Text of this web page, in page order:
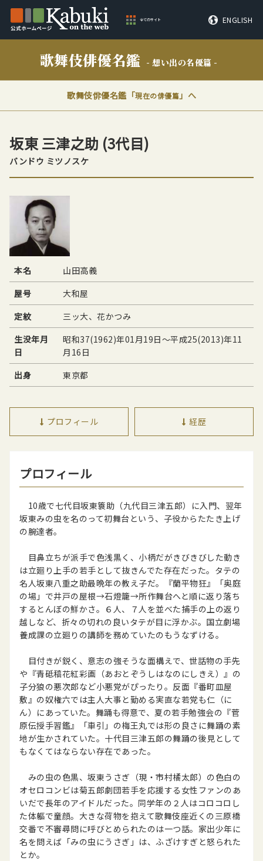
全てのサイト ENGLISH
歌舞伎俳優名鑑 - 想い出の名優篇 -
歌舞伎俳優名鑑「現在の俳優篇」へ
坂東 三津之助 (3代目)
バンドウ ミツノスケ
本名
山田高義
屋号
大和屋
定紋
三ッ大、花かつみ
生没年月
日
昭和37(1962)年01月19日〜平成25(2013)年11
月16日
出身
東京都
プロフィール 経歴
プロフィール
10歳で七代目坂東簑助（九代目三津五郎）に入門、翌年
坂東みの虫を名のって初舞台という、子役からたたき上げ
の腕達者。
目鼻立ちが派手で色浅黒く、小柄だがきびきびした動き
は立廻り上手の若手として抜きんでた存在だった。タテの
名人坂東八重之助最晩年の教え子だ。『蘭平物狂』「奥庭
の場」で井戸の屋根→石燈籠→所作舞台へと順に返り落ち
するとんぼの鮮かさ。６人、７人を並べた捕手の上の返り
越しなど、折々の切れの良いタテが目に浮かぶ。国立劇場
養成課の立廻りの講師を務めていたのもうなずける。
目付きが鋭く、意志の強そうな面構えで、世話物の手先
や『青砥稿花紅彩画（あおとぞうしはなのにしきえ）』の
子分狼の悪次郎など小悪党がぴったり。反面『番町皿屋
敷』の奴権六では主人大事と勤める実直な若党も仁（に
ん）にあっていた。舞踊も得意で、夏の若手勉強会の『菅
原伝授手習鑑』「車引」の梅王丸では形の良さに舞踊の素
地が生かされていた。十代目三津五郎の舞踊の後見として
もなくてはならない存在であった。
みの虫の色黒、坂東うさぎ（現・市村橘太郎）の色白の
オセロコンビは菊五郎劇団若手を応援する女性ファンのあ
いだで長年のアイドルだった。同学年の２人はコロコロし
た体軀で童顔。大きな荷物を抱えて歌舞伎座近くの三原橋
交番で不審尋問に呼びとめられたのは一つ話。家出少年に
名を問えば「みの虫にうさぎ」は、ふざけすぎと怒られた
とか。